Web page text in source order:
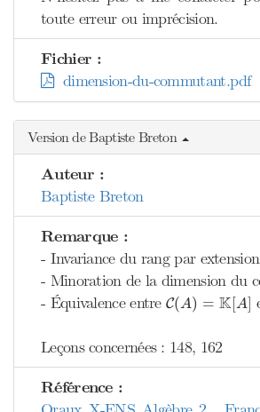
toute erreur ou imprécision.
Fichier :
dimension-du-commutant.pdf
Version de Baptiste Breton
Auteur :
Baptiste Breton
Remarque :
- Invariance du rang par
- Minoration de la dimension du
- Équivalence entre C(A) = K[A]
C( A) K[A ]
Leçons concernées : 148, 162
Référence :